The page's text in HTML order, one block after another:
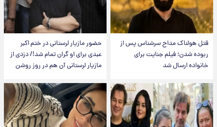
قتل هولناک مداح سرشناس پس از
ربوده شدن؛ فیلم جنایت برای
خانواده ارسال شد
حضور مازیار لرستانی در ختم اکبر
عبدی برای او گران تمام شد!/ دزدی از
مازیار لرستانی آن هم در روز روشن